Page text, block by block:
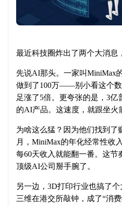
最近科技圈炸出了两个大消息
先说AI那头。一家叫MiniMax
做到了100万——别小看这个数
足涨了5倍。更夸张的是，3亿
的AI产品。这速度，就跟坐火
为啥这么猛？因为他们找到了
月，MiniMax的年化经常性收
每60天收入就能翻一番。这节
顶级AI公司掰手腕了。
另一边，3D打印行业也搞了
三维在港交所敲钟，成了“消